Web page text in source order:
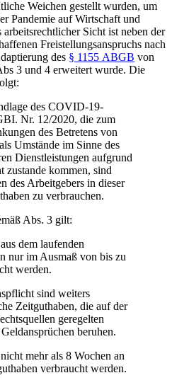
Weichen gestellt wurden, um
Pandemie auf Wirtschaft und
Sicht ist neben der
Freistellungsanspruchs nach
des § 1155 ABGB von
3 und 4 erweitert wurde. Die
des COVID-19-
Nr. 12/2020, die zum
des Betretens von
Umstände im Sinne des
Dienstleistungen aufgrund
zustande kommen, sind
des Arbeitgebers in dieser
zu verbrauchen.
Abs. 3 gilt:
dem laufenden
nur im Ausmaß von bis zu
werden.
sind weiters
Zeitguthaben, die auf der
geregelten
beruhen.
mehr als 8 Wochen an
verbraucht werden.